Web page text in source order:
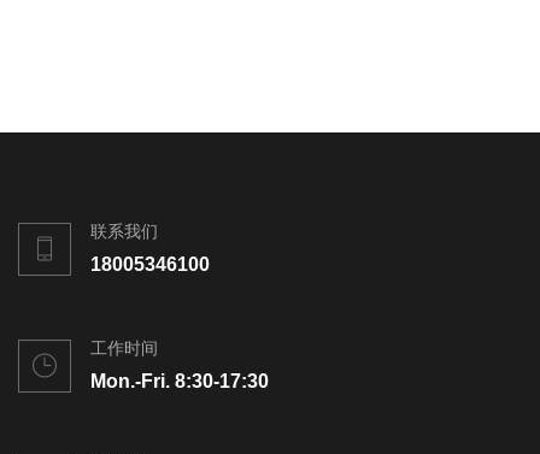
联系我们
18005346100
工作时间
Mon.-Fri. 8:30-17:30